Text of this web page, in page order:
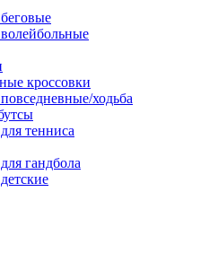
кроссовки
ходьба
тенниса
гандбола